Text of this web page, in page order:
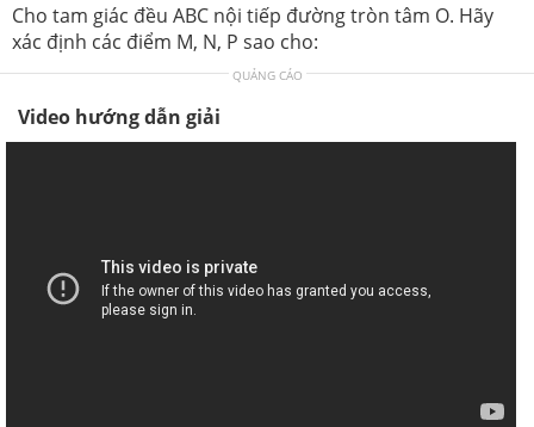
Cho tam giác đều ABC nội tiếp đường tròn tâm O. Hãy
xác định các điểm M, N, P sao cho:
QUẢNG CÁO
Video hướng dẫn giải